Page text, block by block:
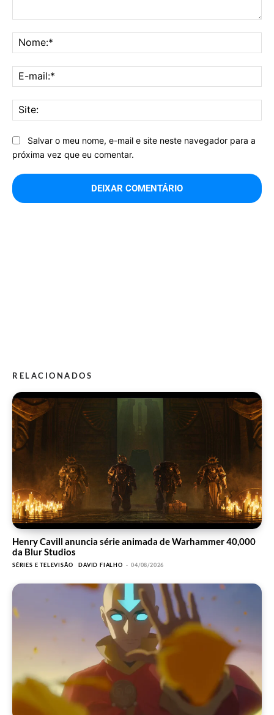
Salvar o meu nome, e-mail e site neste navegador para a
próxima vez que eu comentar.
RELACIONADOS
Henry Cavill anuncia série animada de Warhammer 40,000
da Blur Studios
SÉRIES E TELEVISÃO DAVID FIALHO - 04/08/2026